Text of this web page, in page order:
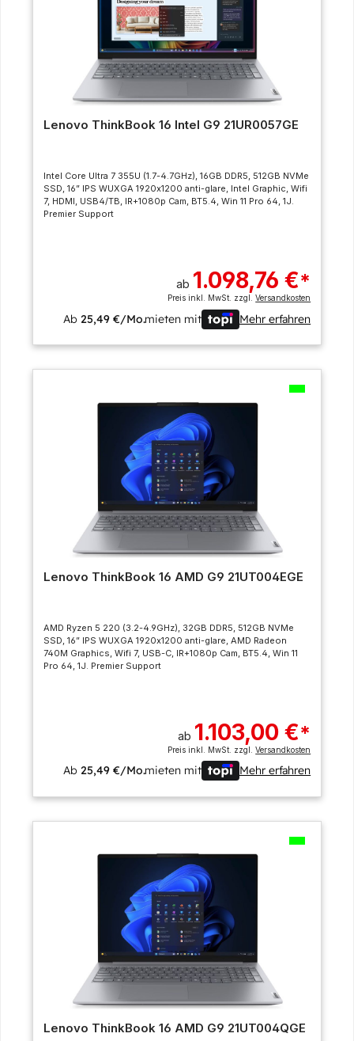
Lenovo ThinkBook 16 Intel G9 21UR0057GE
Intel Core Ultra 7 355U (1.7-4.7GHz), 16GB DDR5, 512GB NVMe
SSD, 16” IPS WUXGA 1920x1200 anti-glare, Intel Graphic, Wifi
7, HDMI, USB4/TB, IR+1080p Cam, BT5.4, Win 11 Pro 64, 1J.
Premier Support
ab 1.098,76 €*
Preis inkl. MwSt. zzgl.Versandkosten
Ab25,49 €/Mo.mieten mit Mehr erfahren
Lenovo ThinkBook 16 AMD G9 21UT004EGE
AMD Ryzen 5 220 (3.2-4.9GHz), 32GB DDR5, 512GB NVMe
SSD, 16” IPS WUXGA 1920x1200 anti-glare, AMD Radeon
740M Graphics, Wifi 7, USB-C, IR+1080p Cam, BT5.4, Win 11
Pro 64, 1J. Premier Support
ab 1.103,00 €*
Preis inkl. MwSt. zzgl.Versandkosten
Ab25,49 €/Mo.mieten mit Mehr erfahren
Lenovo ThinkBook 16 AMD G9 21UT004QGE